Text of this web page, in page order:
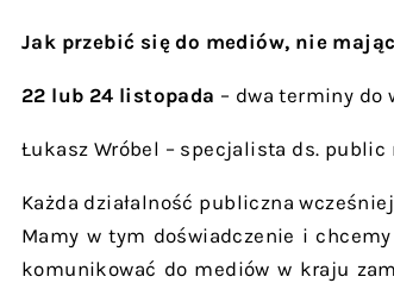
Jak przebić się do mediów, nie
22 lub 24 listopada – dwa terminy do
Łukasz Wróbel – specjalista ds.
Każda działalność publiczna
Mamy w tym doświadczenie i
komunikować do mediów w kraju